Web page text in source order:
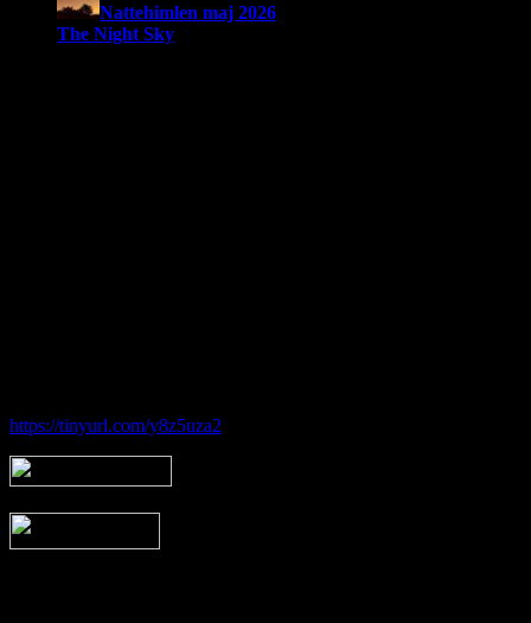
Nattehimlen maj 2026
The Night Sky
https://tinyurl.com/y8z5uza2